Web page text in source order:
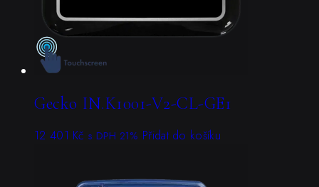
Gecko IN.K1001-V2-CL-GE1
12 401 Kč s DPH 21% Přidat do košíku